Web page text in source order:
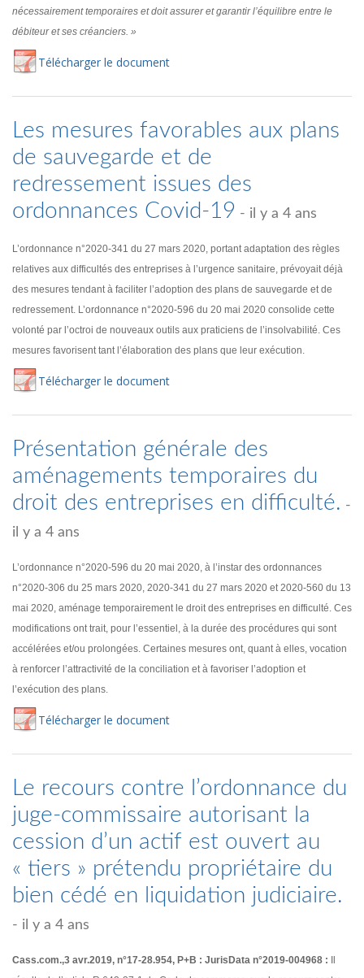
nécessairement temporaires et doit assurer et garantir l’équilibre entre le
débiteur et ses créanciers. »
Télécharger le document
Les mesures favorables aux plans
de sauvegarde et de
redressement issues des
ordonnances Covid-19 - il y a 4 ans
L’ordonnance n°2020-341 du 27 mars 2020, portant adaptation des règles
relatives aux difficultés des entreprises à l’urgence sanitaire, prévoyait déjà
des mesures tendant à faciliter l’adoption des plans de sauvegarde et de
redressement. L’ordonnance n°2020-596 du 20 mai 2020 consolide cette
volonté par l’octroi de nouveaux outils aux praticiens de l’insolvabilité. Ces
mesures favorisent tant l’élaboration des plans que leur exécution.
Télécharger le document
Présentation générale des
aménagements temporaires du
droit des entreprises en difficulté. -
il y a 4 ans
L’ordonnance n°2020-596 du 20 mai 2020, à l’instar des ordonnances
n°2020-306 du 25 mars 2020, 2020-341 du 27 mars 2020 et 2020-560 du 13
mai 2020, aménage temporairement le droit des entreprises en difficulté. Ces
modifications ont trait, pour l’essentiel, à la durée des procédures qui sont
accélérées et/ou prolongées. Certaines mesures ont, quant à elles, vocation
à renforcer l’attractivité de la conciliation et à favoriser l’adoption et
l’exécution des plans.
Télécharger le document
Le recours contre l’ordonnance du
juge-commissaire autorisant la
cession d’un actif est ouvert au
« tiers » prétendu propriétaire du
bien cédé en liquidation judiciaire.
- il y a 4 ans
Cass.com.,3 avr.2019, n°17-28.954, P+B : JurisData n°2019-004968 :